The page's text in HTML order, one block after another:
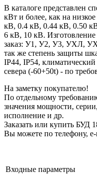
В каталоге представлен
кВт и более, как на
кВ, 0.4 кВ, 0.44 кВ, 0.50
6 кВ, 10 кВ.
заказ: У1, У2, У3, УХЛ,
так же степень защиты
IP44, IP54,
севера (-60+50t) - по
На заметку покупателю!
По отдельному
значения мощности,
исполнение и др.
Заказать или купить БУД
Вы можете по телефону, e-
Входные параметры